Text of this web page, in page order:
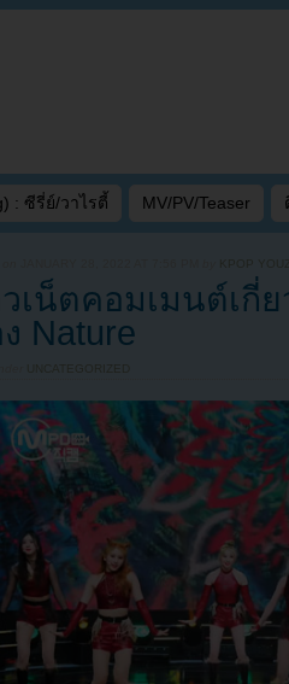
: ซีรี่ย์/วาไรตี้ MV/PV/Teaser
KPOP
เน็ตคอมเมนต์เกี่ย
Nature
UNCATEGORIZED